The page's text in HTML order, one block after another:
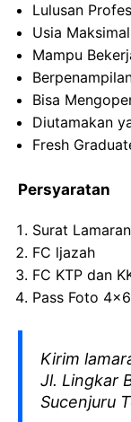
Lulusan
Usia
Mampu
Bisa
Diutamakan
Fresh
Persyaratan
Surat Lamaran
FC ljazah
FC KTP dan
Pass Foto
Kirim
Jl. Lingkar
Sucenjuru